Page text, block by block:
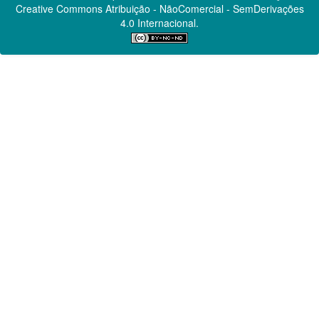
Creative CommonsAtribuição - NãoComercial - SemDerivações
4.0 Internacional.